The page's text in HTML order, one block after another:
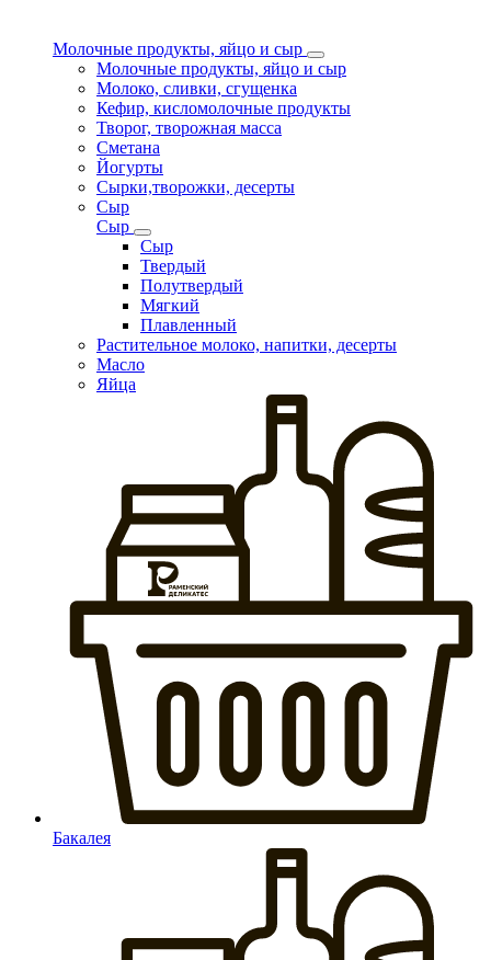
Молочные продукты, яйцо и сыр
Молочные продукты, яйцо и сыр
Молоко, сливки, сгущенка
Кефир, кисломолочные продукты
Творог, творожная масса
Сметана
Йогурты
Сырки,творожки, десерты
Сыр
Сыр
Сыр
Твердый
Полутвердый
Мягкий
Плавленный
Растительное молоко, напитки, десерты
Масло
Яйца
Бакалея